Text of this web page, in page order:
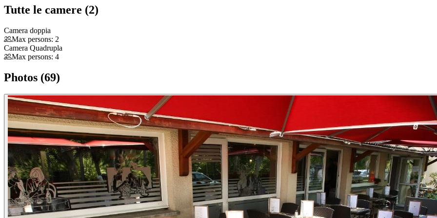
Tutte le camere (2)
Camera doppia
Max persons: 2
Camera Quadrupla
Max persons: 4
Photos (69)